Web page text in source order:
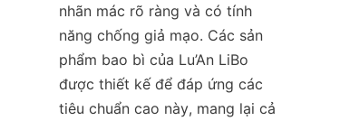
nhãn mác rõ ràng và có tính
năng chống giả mạo. Các sản
phẩm bao bì của Lu’An LiBo
được thiết kế để đáp ứng các
tiêu chuẩn cao này, mang lại cả